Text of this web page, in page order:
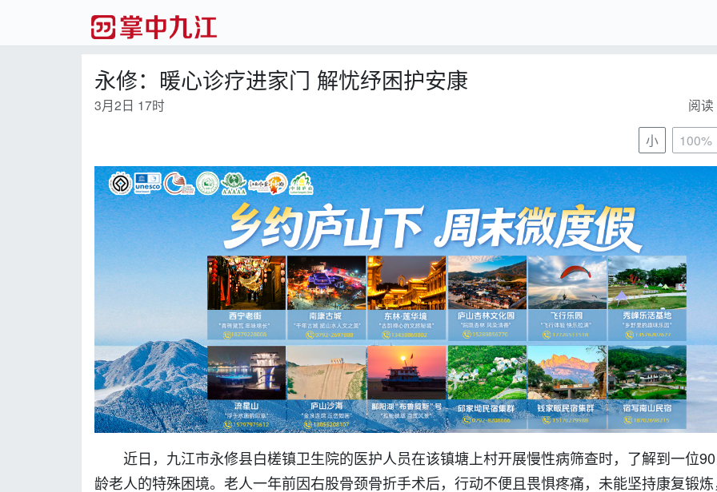
永修：暖心诊疗进家门 解忧纾困护安康
3月2日 17时
阅
小
100%
近日，九江市永修县白槎镇卫生院的医护人员在该镇塘上村开展慢性病筛查时，了解到一位
龄老人的特殊困境。老人一年前因右股骨颈骨折手术后，行动不便且畏惧疼痛，未能坚持康复锻